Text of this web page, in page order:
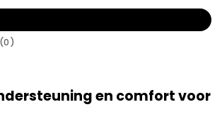
(0)
en comfort voor